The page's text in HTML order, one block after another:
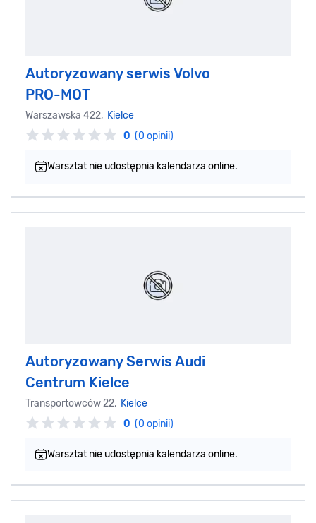
Autoryzowany serwis Volvo
PRO-MOT
Warszawska 422, Kielce
0 (0 opinii)
Warsztat nie udostępnia kalendarza online.
Autoryzowany Serwis Audi
Centrum Kielce
Transportowców 22, Kielce
0 (0 opinii)
Warsztat nie udostępnia kalendarza online.